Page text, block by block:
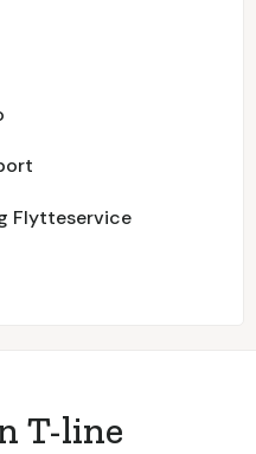
Flytteservice
T-line